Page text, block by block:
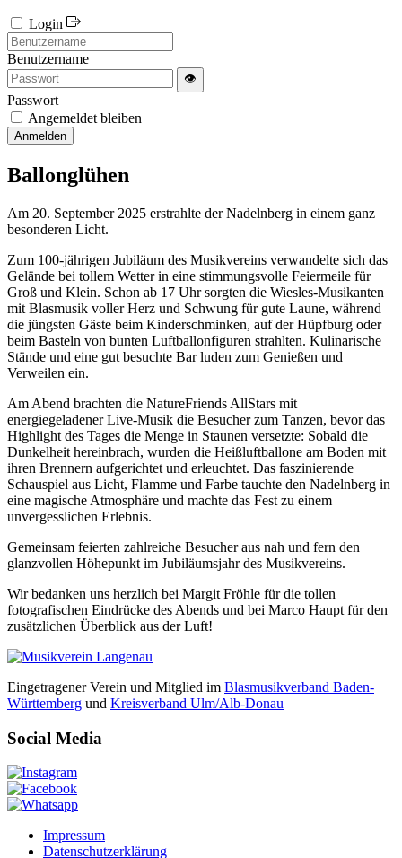
Login
Benutzername
👁
Passwort
Angemeldet bleiben
Anmelden
Ballonglühen
Am 20. September 2025 erstrahlte der Nadelnberg in einem ganz
besonderen Licht.
Zum 100-jährigen Jubiläum des Musikvereins verwandelte sich das
Gelände bei tollem Wetter in eine stimmungsvolle Feiermeile für
Groß und Klein. Schon ab 17 Uhr sorgten die Wiesles-Musikanten
mit Blasmusik voller Herz und Schwung für gute Laune, während
die jüngsten Gäste beim Kinderschminken, auf der Hüpfburg oder
beim Basteln von bunten Luftballonfiguren strahlten. Kulinarische
Stände und eine gut besuchte Bar luden zum Genießen und
Verweilen ein.
Am Abend brachten die NatureFriends AllStars mit
energiegeladener Live-Musik die Besucher zum Tanzen, bevor das
Highlight des Tages die Menge in Staunen versetzte: Sobald die
Dunkelheit hereinbrach, wurden die Heißluftballone am Boden mit
ihren Brennern aufgerichtet und erleuchtet. Das faszinierende
Schauspiel aus Licht, Flamme und Farbe tauchte den Nadelnberg in
eine magische Atmosphäre und machte das Fest zu einem
unvergesslichen Erlebnis.
Gemeinsam feierten zahlreiche Besucher aus nah und fern den
glanzvollen Höhepunkt im Jubiläumsjahr des Musikvereins.
Wir bedanken uns herzlich bei Margit Fröhle für die tollen
fotografischen Eindrücke des Abends und bei Marco Haupt für den
zusätzlichen Überblick aus der Luft!
Eingetragener Verein und Mitglied im Blasmusikverband Baden-
Württemberg und Kreisverband Ulm/Alb-Donau
Social Media
Impressum
Datenschutzerklärung